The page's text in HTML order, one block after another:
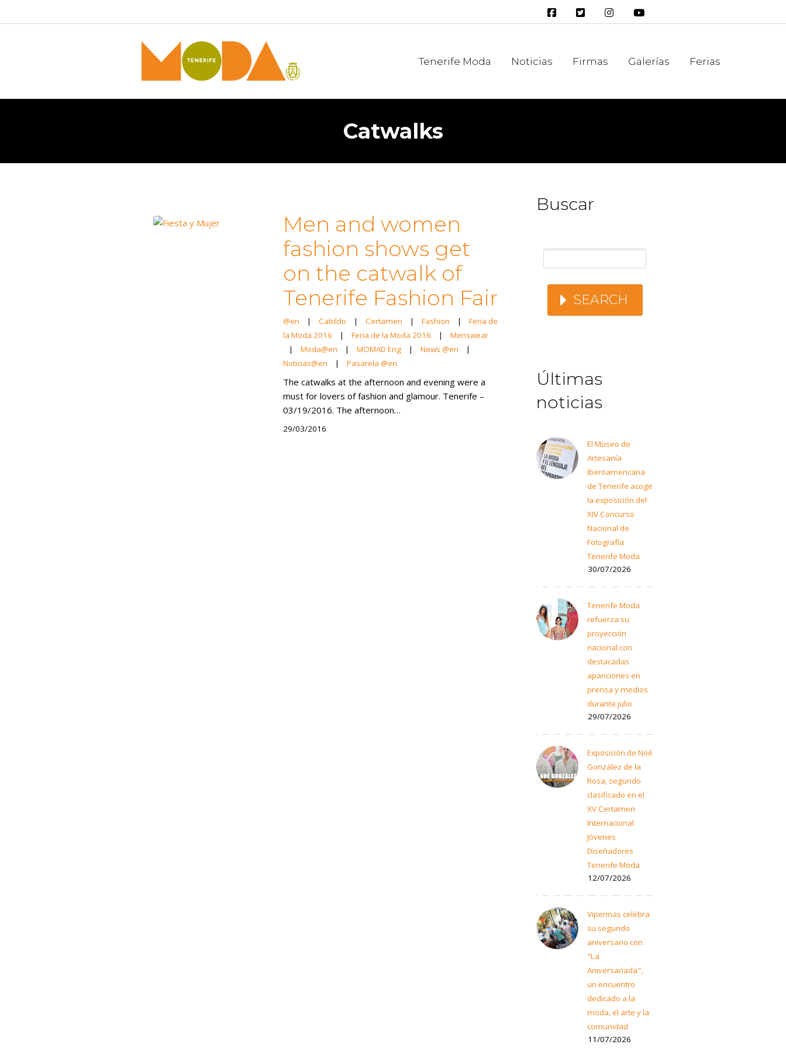
Tenerife Moda Noticias Firmas Galerías Ferias
Catwalks
Men and women
fashion shows get
on the catwalk of
Tenerife Fashion Fair
@en | Cabildo | Certamen | Fashion |
Feria de
la Moda 2016
| Feria de la Moda 2016 |
Menswear
|
Moda@en | MOMAD Eng | News @en
|
Noticias@en
| Pasarela @en
The catwalks at the afternoon and evening were a
must for lovers of fashion and glamour. Tenerife –
03/19/2016. The afternoon…
29/03/2016
Buscar
SEARCH
Últimas
noticias
El Museo de
Artesanía
Iberoamericana
de Tenerife acoge
la exposición del
XIV Concurso
Nacional de
Fotografía
Tenerife Moda
30/07/2026
Tenerife Moda
refuerza su
proyección
nacional con
destacadas
apariciones en
prensa y medios
durante julio
29/07/2026
Exposición de Noé
González de la
Rosa, segundo
clasificado en el
XV Certamen
Internacional
Jóvenes
Diseñadores
Tenerife Moda
12/07/2026
Viperinas celebra
su segundo
aniversario con
"La
Aniversariada",
un encuentro
dedicado a la
moda, el arte y la
comunidad
11/07/2026